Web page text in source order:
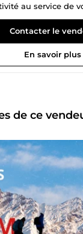
au service de
de Sergio
de contenu
réussir
ligne : il faut être
en graphisme et 5
outils du
de 3 piliers
de clic (CTR).
Illustrator
dynamiques
TikTok, Shorts).
la rétention sur
Sergio Editor ?
projet est traité
objectif est simple
Contacter le
En savoir plus
de ce